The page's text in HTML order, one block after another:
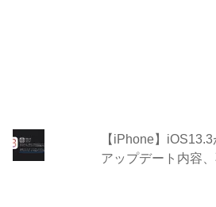
【iPhone】
アップデート内容